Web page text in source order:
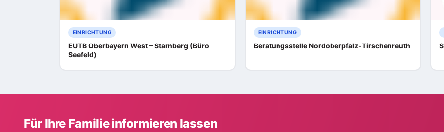
EINRICHTUNG
EUTB Oberbayern West – Starnberg (Büro
Seefeld)
EINRICHTUNG
Beratungsstelle Nordoberpfalz-Tirschenreuth
Für Ihre Familie informieren lassen